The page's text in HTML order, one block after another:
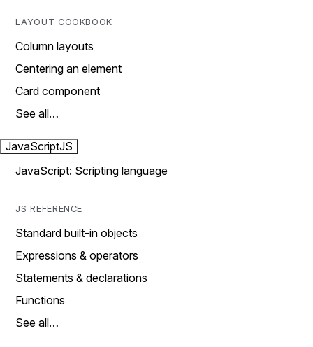
LAYOUT COOKBOOK
Column layouts
Centering an element
Card component
See all…
JavaScriptJS
JavaScript: Scripting language
JS REFERENCE
Standard built-in objects
Expressions & operators
Statements & declarations
Functions
See all…